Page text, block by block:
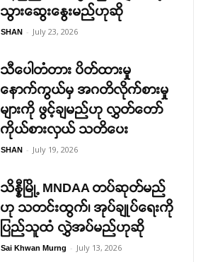
သွားဆွေးနွေးမည်ဟုဆို
SHAN - July 23, 2026
သီပေါတံတား ပိတ်ထားမှု
နောက်ကွယ်မှ အဂတိလိုက်စားမှု
များကို ဖွင့်ချမည်ဟု လွှတ်တော်
ကိုယ်စားလှယ် သတိပေး
SHAN - July 19, 2026
သိန္နီမြို့ MNDAA တပ်ဆုတ်မည်
ဟု သတင်းထွက်၊ အုပ်ချုပ်ရေးကို
ပြည်သူထံ လွှဲအပ်မည်ဟုဆို
Sai Khwan Murng - July 13, 2026